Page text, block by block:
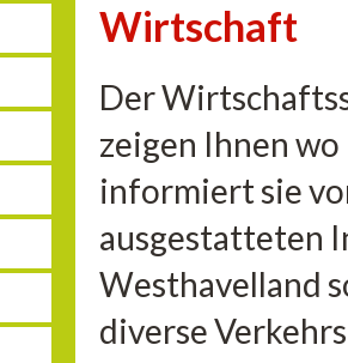
Wirtschaft
Der
zeigen Ihnen
informiert sie
ausgestatteten
Westhavelland
diverse